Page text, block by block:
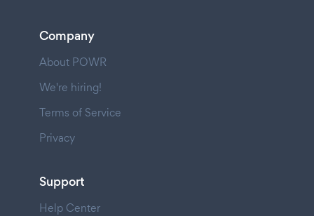
Company
About POWR
We're hiring!
Terms of Service
Privacy
Support
Help Center